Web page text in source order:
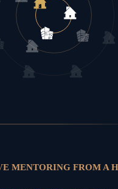
MENTORING FROM A